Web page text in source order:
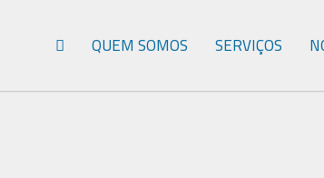
QUEM SOMOS SERVIÇOS